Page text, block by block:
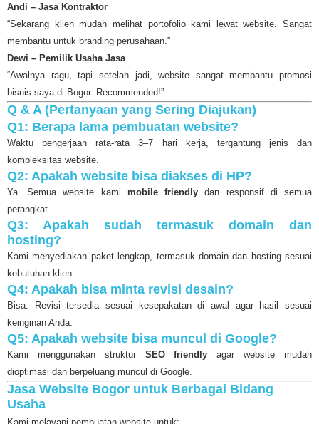
Andi – Jasa Kontraktor
“Sekarang klien mudah melihat portofolio kami lewat website. Sangat
membantu untuk branding perusahaan.”
Dewi – Pemilik Usaha Jasa
“Awalnya ragu, tapi setelah jadi, website sangat membantu promosi
bisnis saya di Bogor. Recommended!”
Q & A (Pertanyaan yang Sering Diajukan)
Q1: Berapa lama pembuatan website?
Waktu pengerjaan rata-rata 3–7 hari kerja, tergantung jenis dan
kompleksitas website.
Q2: Apakah website bisa diakses di HP?
Ya. Semua website kami mobile friendly dan responsif di semua
perangkat.
Q3: Apakah sudah termasuk domain dan
hosting?
Kami menyediakan paket lengkap, termasuk domain dan hosting sesuai
kebutuhan klien.
Q4: Apakah bisa minta revisi desain?
Bisa. Revisi tersedia sesuai kesepakatan di awal agar hasil sesuai
keinginan Anda.
Q5: Apakah website bisa muncul di Google?
Kami menggunakan struktur SEO friendly agar website mudah
dioptimasi dan berpeluang muncul di Google.
Jasa Website Bogor untuk Berbagai Bidang
Usaha